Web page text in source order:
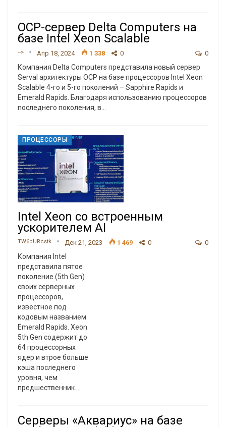
OCP-сервер Delta Computers на
базе Intel Xeon Scalable
--> Апр 18, 2024 1 338 0 0
Компания Delta Computers представила новый сервер
Serval архитектуры ОСР на базе процессоров Intel Xeon
Scalable 4-го и 5-го поколений – Sapphire Rapids и
Emerald Rapids. Благодаря использованию процессоров
последнего поколения, в
ПРОЦЕССОРЫ
Intel Xeon со встроенным
ускорителем AI
TW6bURcstk Дек 21, 2023 1 469 0 0
Компания Intel
представила пятое
поколение (5th Gen)
своих серверных
процессоров,
известное под
кодовым названием
Emerald Rapids. Xeon
5th Gen содержит до
64 процессорных
ядер и втрое больше
кэша последнего
уровня, чем
предшественник.…
Серверы «Аквариус» на базе